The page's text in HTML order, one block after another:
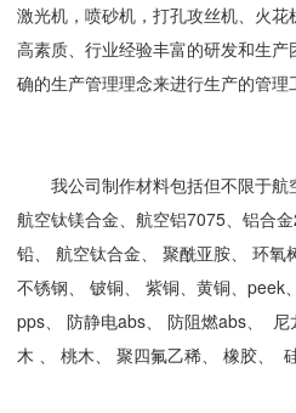
激光机，喷砂机，打孔攻丝机、火
高素质、行业经验丰富的研发和生
确的生产管理理念来进行生产的管理
我公司制作材料包括但不限于航
航空钛镁合金、航空铝7075、铝合
铅、 航空钛合金、 聚酰亚胺、 环
不锈钢、 铍铜、 紫铜、黄铜、peek
pps、 防静电abs、 防阻燃abs、
木 、 桃木、 聚四氟乙稀、 橡胶、